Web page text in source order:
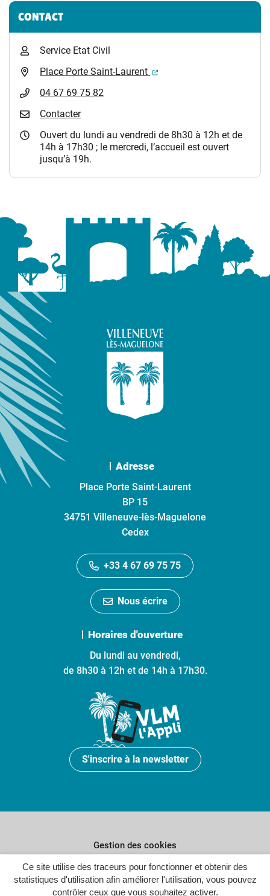
Ce site utilise des traceurs pour fonctionner et obtenir des
statistiques d'utilisation afin améliorer l'utilisation, vous pouvez
contrôler ceux que vous souhaitez activer.
Informations complémentaires
CONTACT
Service Etat Civil
Place Porte Saint-Laurent
(ouverture dans un
04 67 69 75 82
Contacter
Ouvert du lundi au vendredi de 8h30 à 12h et de
14h à 17h30 ; le mercredi, l’accueil est ouvert
jusqu’à 19h.
Adresse
Place Porte Saint-Laurent
BP 15
34751 Villeneuve-lès-Maguelone
Cedex
+33 4 67 69 75 75
Nous écrire
Horaires d'ouverture
Du lundi au vendredi,
de 8h30 à 12h et de 14h à 17h30.
S'inscrire à la newsletter
Gestion des cookies
Plan du site
Politique de confidentialité